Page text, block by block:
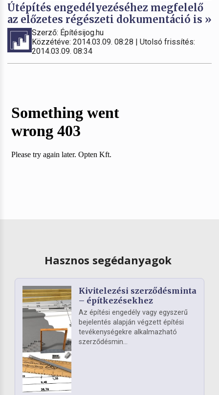
Útépítés engedélyezéséhez megfelelő
az előzetes régészeti dokumentáció is »
Szerző: Építésijog.hu
Közzétéve: 2014.03.09. 08:28 | Utolsó frissítés:
2014.03.09. 08:34
Hasznos segédanyagok
Kivitelezési szerződésminta
– építkezésekhez
Az építési engedély vagy egyszerű
bejelentés alapján végzett építési
tevékenységekre alkalmazható
szerződésmin...